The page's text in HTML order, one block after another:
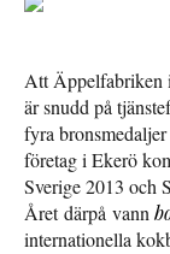
Att Äppelfabriken
är snudd på
fyra
företag i Ekerö
Sverige 2013 och
Året därpå vann
internationella